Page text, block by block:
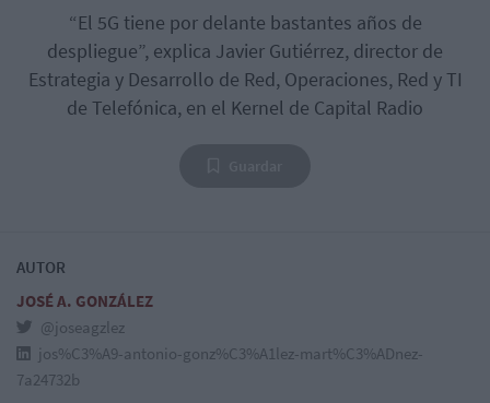
“El 5G tiene por delante bastantes años de
despliegue”, explica Javier Gutiérrez, director de
Estrategia y Desarrollo de Red, Operaciones, Red y TI
de Telefónica, en el Kernel de Capital Radio
AUTOR
JOSÉ A. GONZÁLEZ
@joseagzlez
jos%C3%A9-antonio-gonz%C3%A1lez-mart%C3%ADnez-
7a24732b